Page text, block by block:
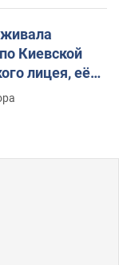
Киевской
лицея, её